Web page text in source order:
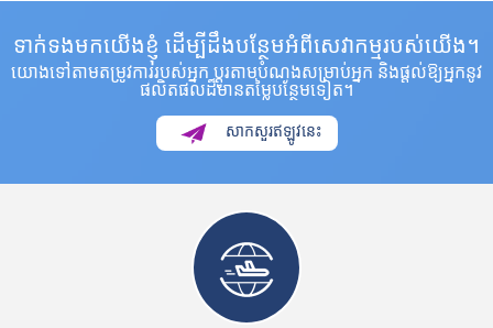
ទាក់ទងមកយើងខ្ញុំ ដើម្បីដឹងបន្ថែមអំពីសេវាកម្មរបស់យើង។
យោងទៅតាមតម្រូវការរបស់អ្នក ប្ដូរតាមបំណងសម្រាប់អ្នក និងផ្តល់ឱ្យអ្នកនូវ
ផលិតផលដ៏មានតម្លៃបន្ថែមទៀត។
សាកសួរឥឡូវនេះ